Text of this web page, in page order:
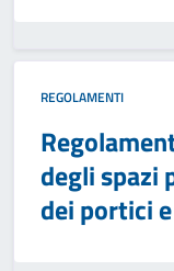
REGOLAMENTI
degli spazi
dei portici